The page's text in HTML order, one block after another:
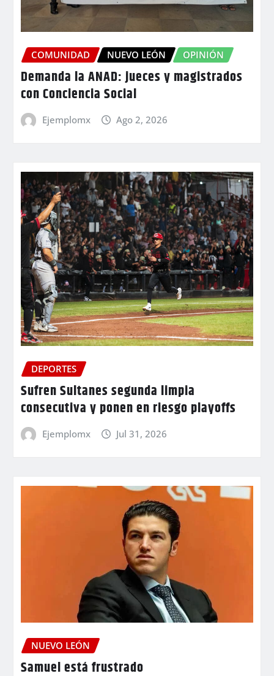
COMUNIDAD NUEVO LEÓN OPINIÓN
Demanda la ANAD: jueces y magistrados
con Conciencia Social
Ejemplomx Ago 2, 2026
DEPORTES
Sufren Sultanes segunda limpia
consecutiva y ponen en riesgo playoffs
Ejemplomx Jul 31, 2026
NUEVO LEÓN
Samuel está frustrado